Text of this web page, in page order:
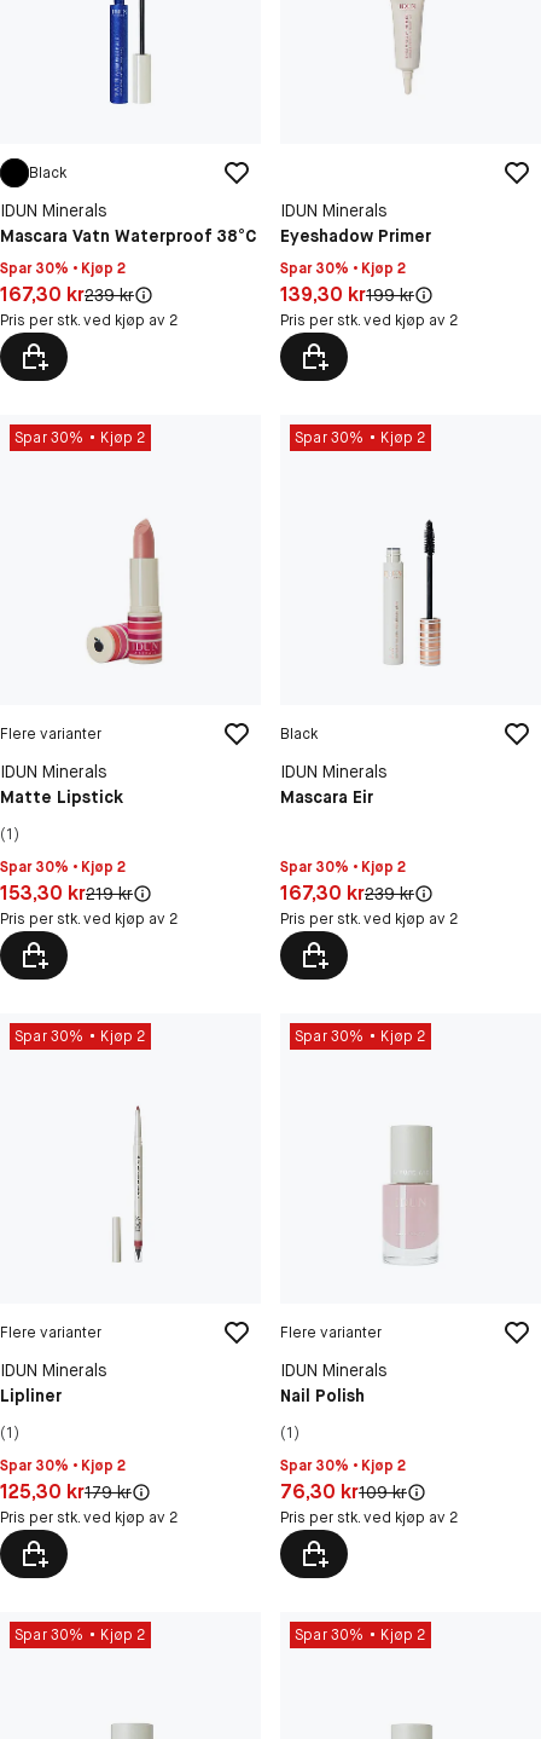
Black
IDUN Minerals
Mascara Vatn Waterproof 38°C
Spar 30% • Kjøp 2
Pris: 167,30 kr
167,30 krOriginal pris:
239 kr
Pris per stk. ved kjøp av 2
IDUN Minerals
Eyeshadow Primer
Spar 30% • Kjøp 2
Pris: 139,30 kr
139,30 krOriginal pris:
199 kr
Pris per stk. ved kjøp av 2
Spar 30% Kjøp 2
Flere varianter
IDUN Minerals
Matte Lipstick
(1)
Spar 30% • Kjøp 2
Pris: 153,30 kr
153,30 krOriginal pris:
219 kr
Pris per stk. ved kjøp av 2
Spar 30% Kjøp 2
Black
IDUN Minerals
Mascara Eir
Spar 30% • Kjøp 2
Pris: 167,30 kr
167,30 krOriginal pris:
239 kr
Pris per stk. ved kjøp av 2
Spar 30% Kjøp 2
Flere varianter
IDUN Minerals
Lipliner
(1)
Spar 30% • Kjøp 2
Pris: 125,30 kr
125,30 krOriginal pris:
179 kr
Pris per stk. ved kjøp av 2
Spar 30% Kjøp 2
Flere varianter
IDUN Minerals
Nail Polish
(1)
Spar 30% • Kjøp 2
Pris: 76,30 kr
76,30 krOriginal pris:
109 kr
Pris per stk. ved kjøp av 2
Spar 30% Kjøp 2 Spar 30% Kjøp 2